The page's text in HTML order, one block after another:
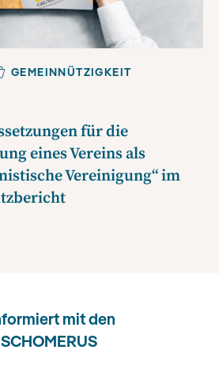
GEMEINNÜTZIGKEIT
für die
eines Vereins als
Vereinigung“ im
mit den